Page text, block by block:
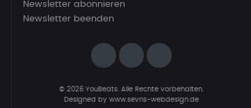
Newsletter abonnieren
Newsletter beenden
© 2026 YouBeats. Alle Rechte vorbehalten.
Designed by www.sevns-webdesign.de